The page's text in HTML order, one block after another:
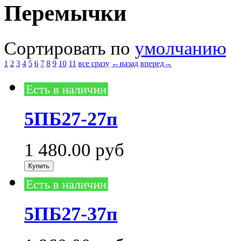
Перемычки
Сортировать по умолчанию
1 2 3 4 5 6 7 8 9 10 11 все сразу ←назад вперед→
Есть в наличии
5ПБ27-27п
1 480.00 руб
Есть в наличии
5ПБ27-37п